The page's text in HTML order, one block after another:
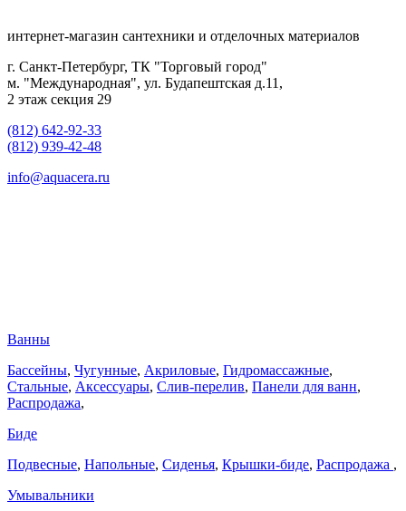
интернет-магазин сантехники и отделочных материалов
г. Санкт-Петербург, ТК "Торговый город"
м. "Международная", ул. Будапештская д.11,
2 этаж секция 29
(812) 642-92-33
(812) 939-42-48
info@aquacera.ru
Ванны
Бассейны, Чугунные, Акриловые, Гидромассажные,
Стальные, Аксессуары, Слив-перелив, Панели для ванн,
Распродажа,
Биде
Подвесные, Напольные, Сиденья, Крышки-биде, Распродажа ,
Умывальники